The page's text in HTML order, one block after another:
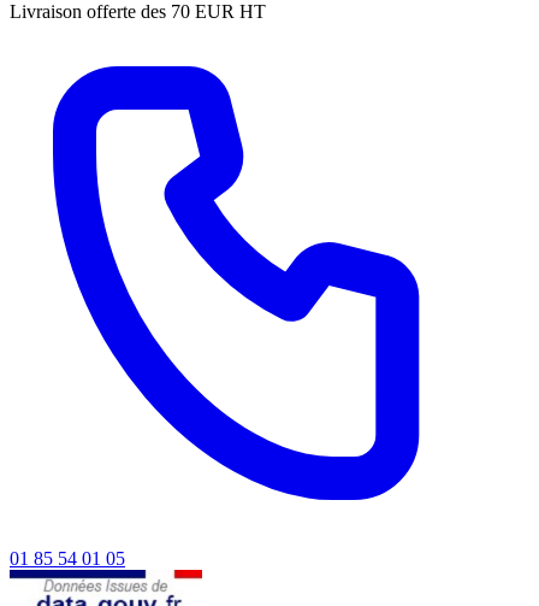
Livraison offerte des 70 EUR HT
01 85 54 01 05